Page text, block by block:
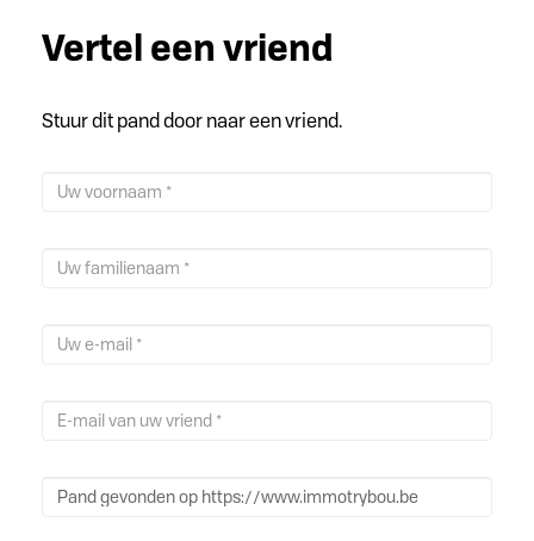
Vertel een vriend
Stuur dit pand door naar een vriend.